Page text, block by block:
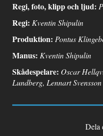
Regi, foto, klipp och ljud:
Regi: Kventin Shipulin
Produktion: Pontus
Manus: Kventin Shipulin
Skådespelare: Oscar
Lundberg, Lennart Svensson
Dela